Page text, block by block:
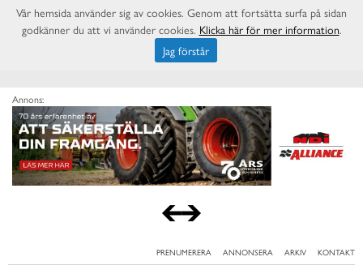
Annons:
PRENUMERERA ANNONSERA ARKIV KONTAKT
Vår hemsida använder sig av cookies. Genom att fortsätta surfa på sidan
godkänner du att vi använder cookies. Klicka här för mer information.
Jag förstår